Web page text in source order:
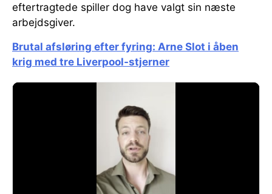
eftertragtede spiller dog have valgt sin næste
arbejdsgiver.
Brutal afsløring efter fyring: Arne Slot i åben
krig med tre Liverpool-stjerner